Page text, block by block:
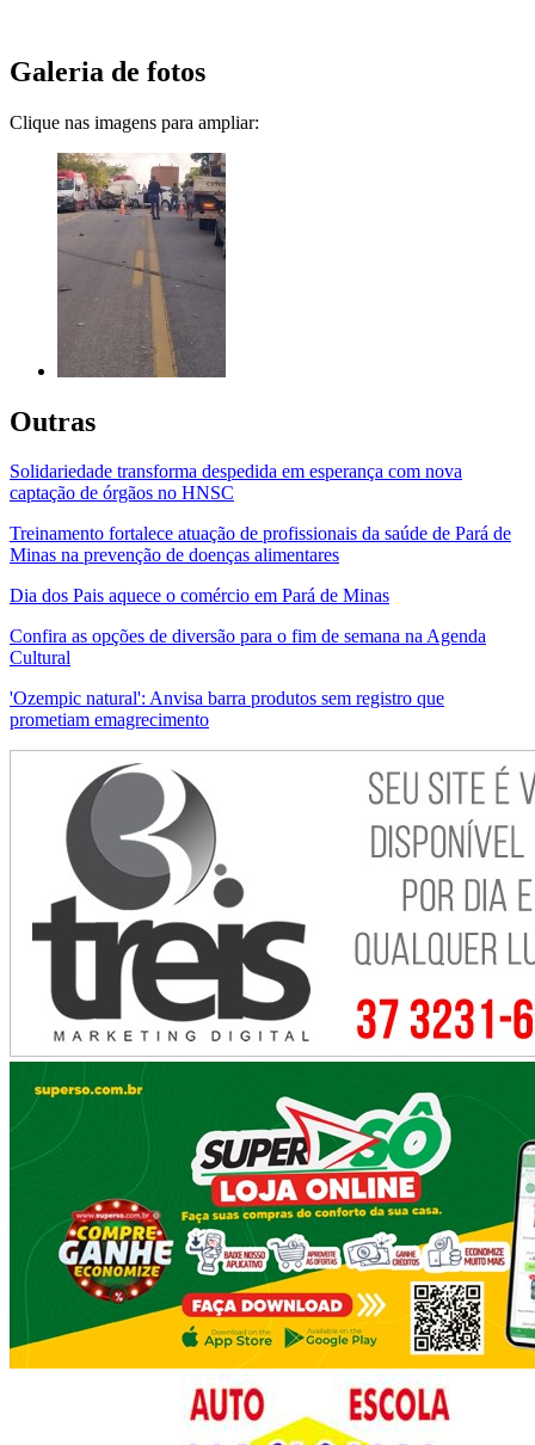
Galeria de fotos
Clique nas imagens para ampliar:
Outras
Solidariedade transforma despedida em esperança com nova
captação de órgãos no HNSC
Treinamento fortalece atuação de profissionais da saúde de Pará de
Minas na prevenção de doenças alimentares
Dia dos Pais aquece o comércio em Pará de Minas
Confira as opções de diversão para o fim de semana na Agenda
Cultural
'Ozempic natural': Anvisa barra produtos sem registro que
prometiam emagrecimento